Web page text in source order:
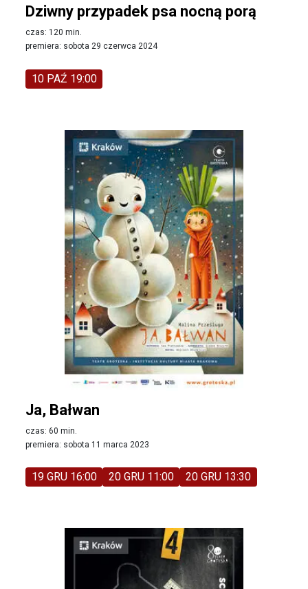
Dziwny przypadek psa nocną porą
czas: 120 min.
premiera: sobota 29 czerwca 2024
10 PAŹ 19:00
Ja, Bałwan
czas: 60 min.
premiera: sobota 11 marca 2023
19 GRU 16:00 20 GRU 11:00 20 GRU 13:30